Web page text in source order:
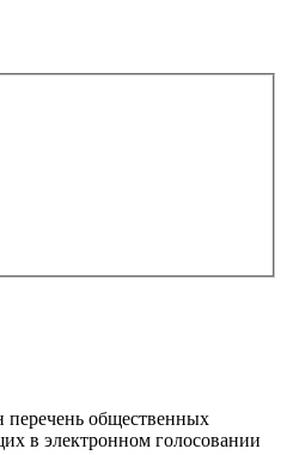
перечень общественных
в электронном голосовании